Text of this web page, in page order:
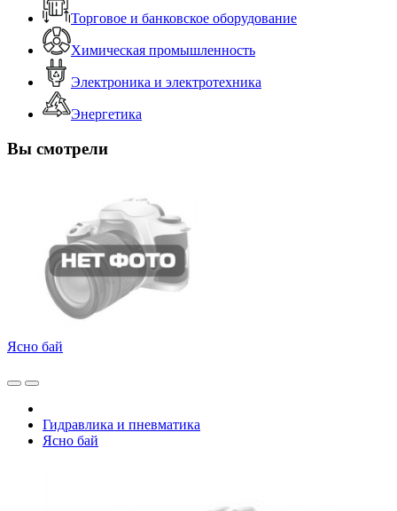
Торговое и банковское оборудование
Химическая промышленность
Электроника и электротехника
Энергетика
Вы смотрели
Ясно бай
Гидравлика и пневматика
Ясно бай